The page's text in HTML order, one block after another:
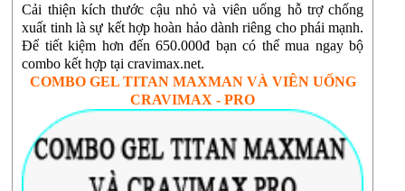
Cải thiện kích thước cậu nhỏ và viên uống hỗ trợ chống
xuất tinh là sự kết hợp hoàn hảo dành riêng cho phái mạnh.
Để tiết kiệm hơn đến 650.000đ bạn có thể mua ngay bộ
combo kết hợp tại cravimax.net.
COMBO GEL TITAN MAXMAN VÀ VIÊN UỐNG
CRAVIMAX - PRO